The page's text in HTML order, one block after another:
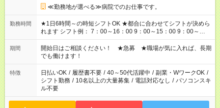
≪勤務地が選べる≫病院でのお仕事です。
勤務時間
★1日6時間～の時短シフトOK ★都合に合わせてシフトが決めら
れます シフト例： 7：00～16：00 9：00～15：00 9：00～
18：00 11：00～20：00 など ※Wワークの場合、他のお仕事と
合わせ週40時間超の就業はご案内できません ※法令に基づき、
週20時間以上勤務は社会保険への加入対象となります ※労働者
派遣法（日雇い派遣の原則禁止）により、短時間・短期間の就
業はご案内が難しい場合があります
期間
開始日はご相談ください！ ★急募 ★職場が気に入れば、長期
でも働けます！
特徴 日払いOK / 履歴書不要 / 40～50代活躍中 / 副業・WワークOK /
シフト勤務 / 10名以上の大量募集 / 電話対応なし / パソコンスキ
ル不要